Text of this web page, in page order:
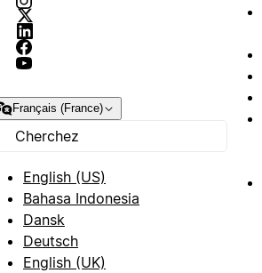
Français (France)
English (US)
Bahasa Indonesia
Dansk
Deutsch
English (UK)